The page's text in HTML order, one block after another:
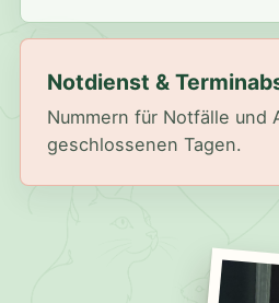
Notdienst &
Nummern für Notfälle und
geschlossenen Tagen.